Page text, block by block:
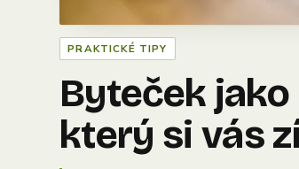
Byteček
který si vás
PRAKTICKÉ TIPY